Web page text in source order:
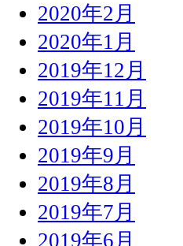
2020年2月
2020年1月
2019年12月
2019年11月
2019年10月
2019年9月
2019年8月
2019年7月
2019年6月